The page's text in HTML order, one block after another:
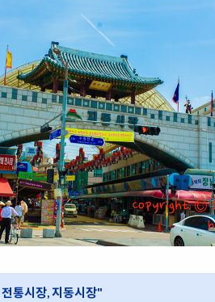
통시장, 지동시장"